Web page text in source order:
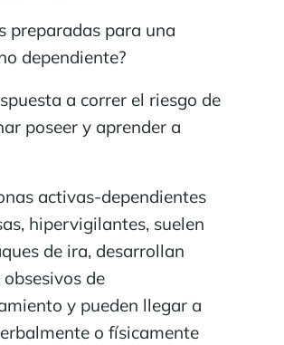
preparadas para una
dependiente?
a correr el riesgo de
poseer y aprender a
activas-dependientes
hipervigilantes, suelen
de ira, desarrollan
de
y pueden llegar a
o físicamente